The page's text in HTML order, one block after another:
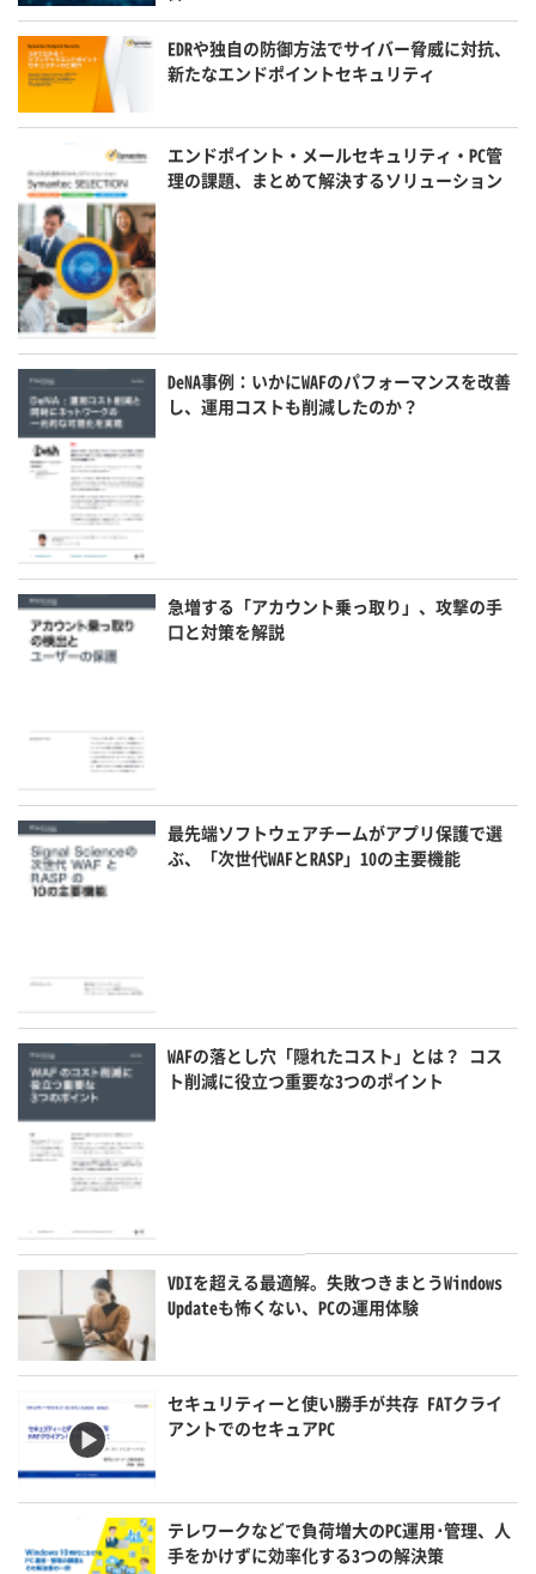
EDRや独自の防御方法でサイバー脅威に対抗、
新たなエンドポイントセキュリティ
エンドポイント・メールセキュリティ・PC管
理の課題、まとめて解決するソリューション
DeNA事例：いかにWAFのパフォーマンスを改善
し、運用コストも削減したのか？
急増する「アカウント乗っ取り」、攻撃の手
口と対策を解説
最先端ソフトウェアチームがアプリ保護で選
ぶ、「次世代WAFとRASP」10の主要機能
WAFの落とし穴「隠れたコスト」とは？ コス
ト削減に役立つ重要な3つのポイント
VDIを超える最適解。失敗つきまとうWindows
Updateも怖くない、PCの運用体験
セキュリティーと使い勝手が共存 FATクライ
アントでのセキュアPC
テレワークなどで負荷増大のPC運用･管理、人
手をかけずに効率化する3つの解決策